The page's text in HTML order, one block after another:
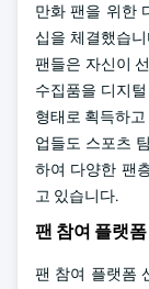
만화 팬을 위한
십을 체결했습
팬들은 자신이
수집품을 디지
형태로 획득하
업들도 스포츠
하여 다양한 팬
고 있습니다.
팬 참여 플랫
팬 참여 플랫폼